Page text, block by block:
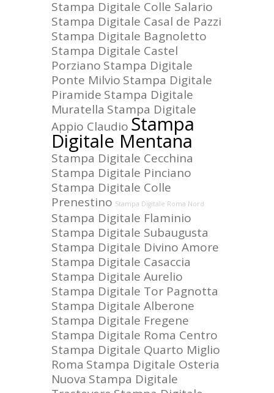
Stampa Digitale Colle Salario
Stampa Digitale Casal de Pazzi
Stampa Digitale Bagnoletto
Stampa Digitale Castel
Porziano Stampa Digitale
Ponte Milvio Stampa Digitale
Piramide Stampa Digitale
Muratella Stampa Digitale
Appio Claudio Stampa
Digitale Mentana
Stampa Digitale Cecchina
Stampa Digitale Pinciano
Stampa Digitale Colle
Prenestino Stampa Digitale Roma Nord
Stampa Digitale Flaminio
Stampa Digitale Subaugusta
Stampa Digitale Divino Amore
Stampa Digitale Casaccia
Stampa Digitale Aurelio
Stampa Digitale Tor Pagnotta
Stampa Digitale Alberone
Stampa Digitale Fregene
Stampa Digitale Roma Centro
Stampa Digitale Quarto Miglio
Roma Stampa Digitale Osteria
Nuova Stampa Digitale